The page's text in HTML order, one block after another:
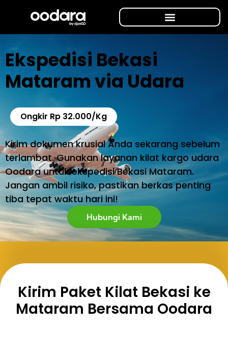
Ekspedisi Bekasi
Mataram via Udara
Ongkir Rp 32.000/Kg
Kirim dokumen krusial Anda sekarang sebelum
terlambat. Gunakan layanan kilat kargo udara
Oodara untuk ekspedisi Bekasi Mataram.
Jangan ambil risiko, pastikan berkas penting
tiba tepat waktu hari ini!
Hubungi Kami
Kirim Paket Kilat Bekasi ke
Mataram Bersama Oodara